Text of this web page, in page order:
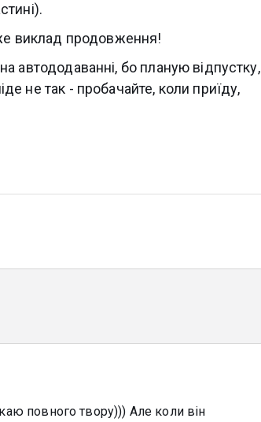
виклад продовження!
автододаванні, бо планую відпустку,
не так - пробачайте, коли приїду,
повного твору))) Але коли він